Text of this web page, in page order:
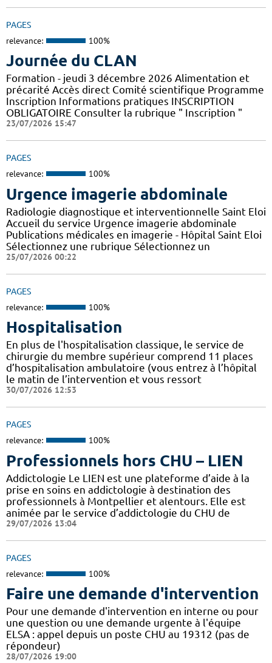
PAGES
relevance: 100%
Journée du CLAN
Formation - jeudi 3 décembre 2026 Alimentation et
précarité Accès direct Comité scientifique Programme
Inscription Informations pratiques ​INSCRIPTION
OBLIGATOIRE Consulter la rubrique " Inscription "
23/07/2026 15:47
PAGES
relevance: 100%
Urgence imagerie abdominale
Radiologie diagnostique et interventionnelle Saint Eloi
Accueil du service Urgence imagerie abdominale
Publications médicales en imagerie - Hôpital Saint Eloi
Sélectionnez une rubrique Sélectionnez un
25/07/2026 00:22
PAGES
relevance: 100%
Hospitalisation
En plus de l'hospitalisation classique, le service de
chirurgie du membre supérieur comprend 11 places
d’hospitalisation ambulatoire (vous entrez à l’hôpital
le matin de l’intervention et vous ressort
30/07/2026 12:53
PAGES
relevance: 100%
Professionnels hors CHU – LIEN
Addictologie Le LIEN est une plateforme d’aide à la
prise en soins en addictologie à destination des
professionnels à Montpellier et alentours. Elle est
animée par le service d’addictologie du CHU de
29/07/2026 13:04
PAGES
relevance: 100%
Faire une demande d'intervention
Pour une demande d'intervention en interne ou pour
une question ou une demande urgente à l'équipe
ELSA : appel depuis un poste CHU au 19312 (pas de
répondeur)
28/07/2026 19:00